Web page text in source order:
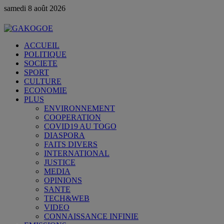
samedi 8 août 2026
ACCUEIL
POLITIQUE
SOCIETE
SPORT
CULTURE
ECONOMIE
PLUS
ENVIRONNEMENT
COOPERATION
COVID19 AU TOGO
DIASPORA
FAITS DIVERS
INTERNATIONAL
JUSTICE
MEDIA
OPINIONS
SANTE
TECH&WEB
VIDEO
CONNAISSANCE INFINIE